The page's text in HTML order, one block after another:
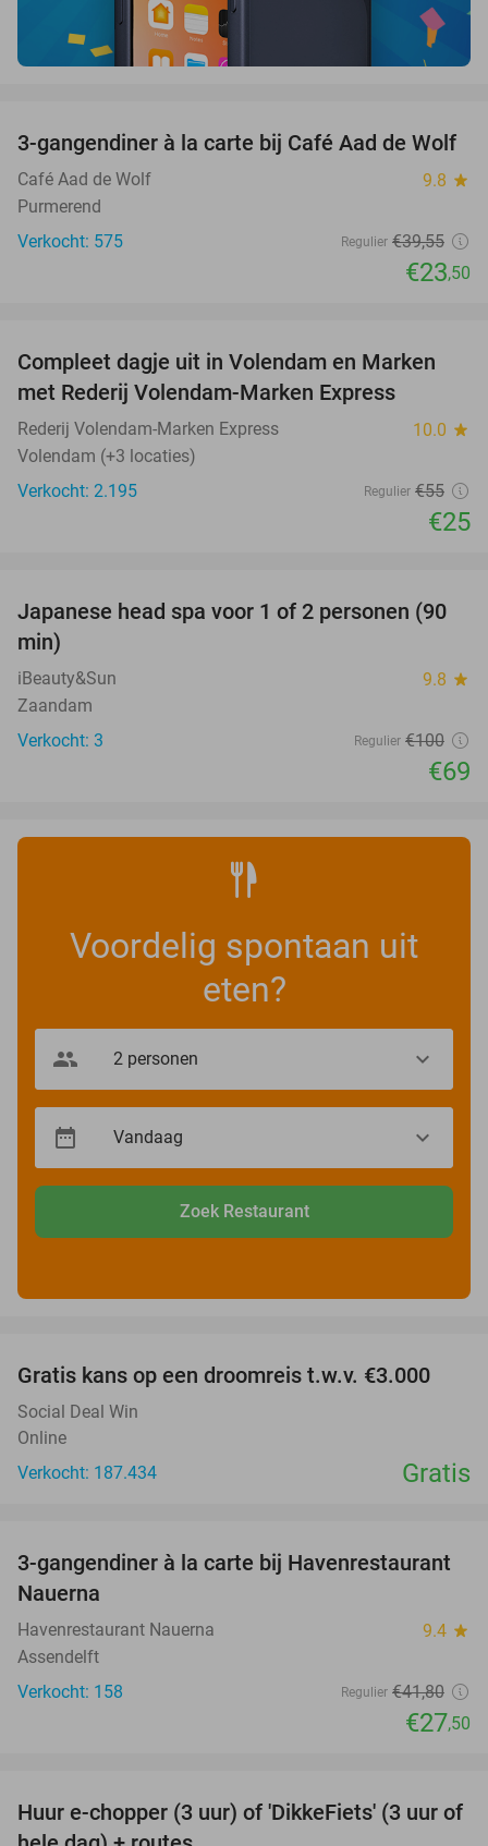
41%
3-gangendiner à la carte bij Café Aad de Wolf
Café Aad de Wolf 9.8 star
Purmerend
Verkocht: 575
Regulier €39,55
€23,50
55%
Compleet dagje uit in Volendam en Marken
met Rederij Volendam-Marken Express
Rederij Volendam-Marken Express 10.0 star
Volendam (+3 locaties)
Verkocht: 2.195
Regulier €55
€25
31%
Japanese head spa voor 1 of 2 personen (90
min)
iBeauty&Sun 9.8 star
Zaandam
Verkocht: 3
Regulier €100
€69
Voordelig spontaan uit
eten?
Zoek Restaurant
Gratis kans op een droomreis t.w.v. €3.000
Social Deal Win
Online
Verkocht: 187.434
Gratis
34%
3-gangendiner à la carte bij Havenrestaurant
Nauerna
Havenrestaurant Nauerna 9.4 star
Assendelft
Verkocht: 158
Regulier €41,80
€27,50
50%
Huur e-chopper (3 uur) of 'DikkeFiets' (3 uur of